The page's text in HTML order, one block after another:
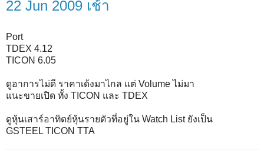
22 Jun 2009 เช้า
Port
TDEX 4.12
TICON 6.05
ดูอาการไม่ดี ราคาเด้งมาไกล แต่ Volume ไม่มา
แนะขายเปิด ทั้ง TICON และ TDEX
ดูหุ้นเสาร์อาทิตย์หุ้นรายตัวที่อยู่ใน Watch List ยังเป็น
GSTEEL TICON TTA